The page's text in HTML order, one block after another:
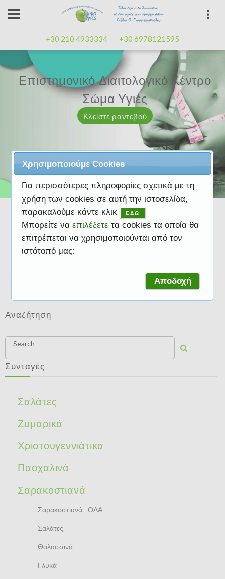
+30 210 4933334 +30 6978121595
Επαγγελματισμός, εμπειρίακαλή
διάθεση
Κλείστε ραντεβού
Επιστημονικό Διαιτολογικό Κέντρο
Σώμα Υγιές
Κλείστε ραντεβού
Μαζί μας μπορείτε
Κλείστε ραντεβού
Επαγγελματισμός, εμπειρίακαλή
διάθεση
Κλείστε ραντεβού
Επιστημονικό Διαιτολογικό Κέντρο
Σώμα Υγιές
Κλείστε ραντεβού
Αναζήτηση
Search
Συνταγές
Σαλάτες
Ζυμαρικά
Χριστουγεννιάτικα
Πασχαλινά
Σαρακοστιανά
Σαρακοστιανά - ΟΛΑ
Σαλάτες
Θαλασσινά
Γλυκά
Χρησιμοποιούμε Cookies
Για περισσότερες πληροφορίες σχετικά με τη
χρήση των cookies σε αυτή την ιστοσελίδα,
παρακαλούμε κάντε κλικ
ΕΔΩ
Μπορείτε να επιλέξετε τα cookies τα οποία θα
επιτρέπεται να χρησιμοποιούνται από τον
ιστότοπό μας:
Αποδοχή